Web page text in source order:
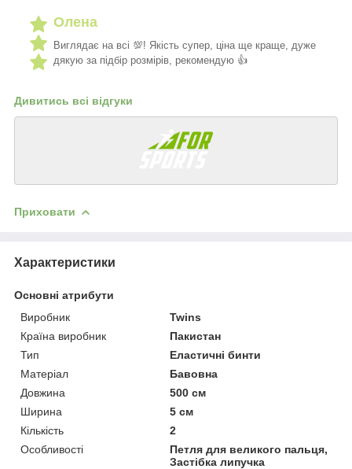
Олена
Виглядає на всі 💯! Якість супер, ціна ще краще, дуже
дякую за підбір розмірів, рекомендую 👍
Дивитись всі відгуки
Приховати
Характеристики
Основні атрибути
Виробник
Twins
Країна виробник
Пакистан
Тип
Еластичні бинти
Матеріал
Бавовна
Довжина
500 см
Ширина
5 см
Кількість
2
Особливості
Петля для великого пальця,
Застібка липучка